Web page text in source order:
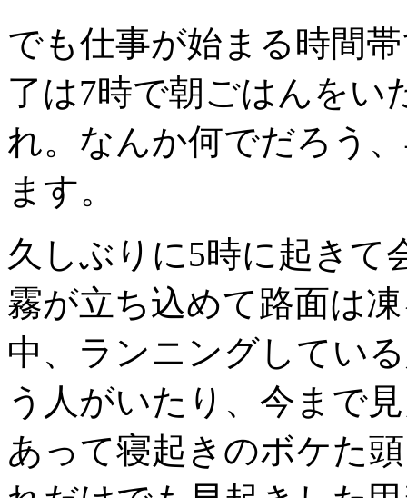
でも仕事が始まる時間
了は7時で朝ごはんをい
れ。なんか何でだろう
ます。
久しぶりに5時に起きて
霧が立ち込めて路面は
中、ランニングしてい
う人がいたり、今まで
あって寝起きのボケた